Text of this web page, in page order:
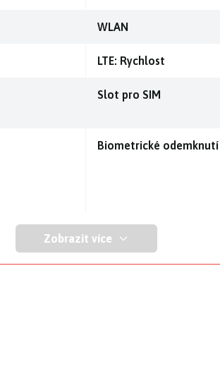
WLAN
LTE: Rychlost
Slot pro SIM
Biometrické odemknutí
Zobrazit více